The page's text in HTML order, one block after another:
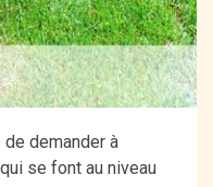
demander à
se font au niveau